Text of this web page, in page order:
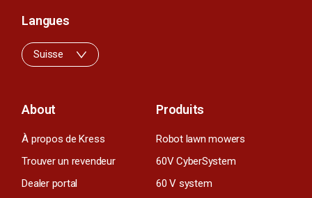
About
À propos de Kress
Trouver un revendeur
Dealer portal
Produits
Robot lawn mowers
60V CyberSystem
60 V system
Langues
Suisse